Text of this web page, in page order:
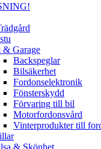
Garage
Backspeglar
Bilsäkerhet
Fordonselektronik
Fönsterskydd
Förvaring till bil
Motorfordonsvård
Vinterprodukter till
& Skönhet